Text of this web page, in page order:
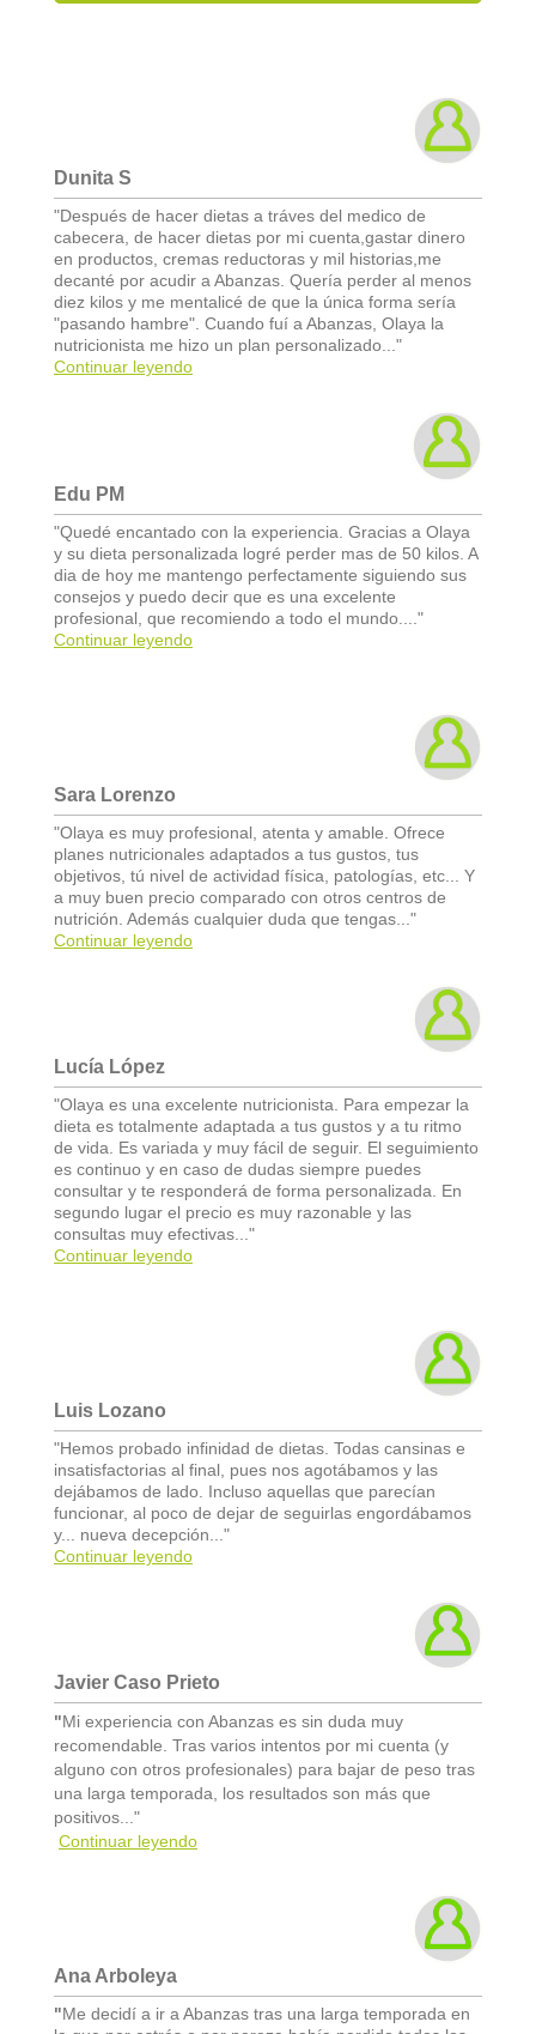
Dunita S
"Después de hacer dietas a tráves del medico de
cabecera, de hacer dietas por mi cuenta,gastar dinero
en productos, cremas reductoras y mil historias,me
decanté por acudir a Abanzas. Quería perder al menos
diez kilos y me mentalicé de que la única forma sería
"pasando hambre". Cuando fuí a Abanzas, Olaya la
nutricionista me hizo un plan personalizado..."
Continuar leyendo
Edu PM
"Quedé encantado con la experiencia. Gracias a Olaya
y su dieta personalizada logré perder mas de 50 kilos. A
dia de hoy me mantengo perfectamente siguiendo sus
consejos y puedo decir que es una excelente
profesional, que recomiendo a todo el mundo...."
Continuar leyendo
Sara Lorenzo
"Olaya es muy profesional, atenta y amable. Ofrece
planes nutricionales adaptados a tus gustos, tus
objetivos, tú nivel de actividad física, patologías, etc... Y
a muy buen precio comparado con otros centros de
nutrición. Además cualquier duda que tengas..."
Continuar leyendo
Lucía López
"Olaya es una excelente nutricionista. Para empezar la
dieta es totalmente adaptada a tus gustos y a tu ritmo
de vida. Es variada y muy fácil de seguir. El seguimiento
es continuo y en caso de dudas siempre puedes
consultar y te responderá de forma personalizada. En
segundo lugar el precio es muy razonable y las
consultas muy efectivas..."
Continuar leyendo
Luis Lozano
"Hemos probado infinidad de dietas. Todas cansinas e
insatisfactorias al final, pues nos agotábamos y las
dejábamos de lado. Incluso aquellas que parecían
funcionar, al poco de dejar de seguirlas engordábamos
y... nueva decepción..."
Continuar leyendo
Javier Caso Prieto
"Mi experiencia con Abanzas es sin duda muy
recomendable. Tras varios intentos por mi cuenta (y
alguno con otros profesionales) para bajar de peso tras
una larga temporada, los resultados son más que
positivos..."
Continuar leyendo
Ana Arboleya
"Me decidí a ir a Abanzas tras una larga temporada en